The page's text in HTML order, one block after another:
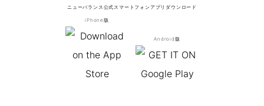
ニューバランス公式スマートフォンアプリ ダウンロード
iPhone版
Android版